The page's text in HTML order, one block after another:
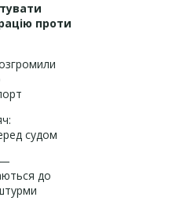
проти
судом
—
до